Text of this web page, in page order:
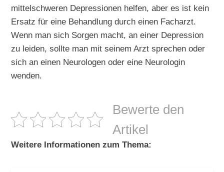
mittelschweren Depressionen helfen, aber es ist kein
Ersatz für eine Behandlung durch einen Facharzt.
Wenn man sich Sorgen macht, an einer Depression
zu leiden, sollte man mit seinem Arzt sprechen oder
sich an einen Neurologen oder eine Neurologin
wenden.
Bewerte den
Artikel
Weitere Informationen zum Thema: